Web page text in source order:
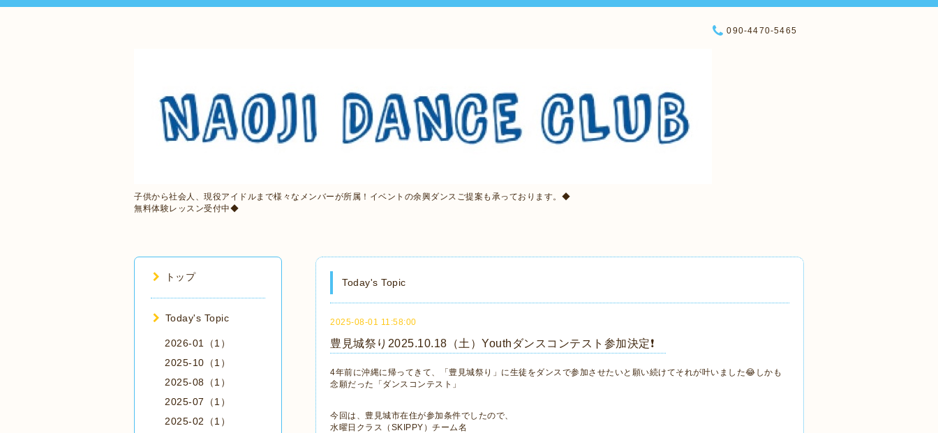
子供から社会人、現役アイドルまで様々なメンバーが所属！イベントの余興ダンスご提案も承っております。◆
無料体験レッスン受付中◆
090-4470-5465
Today's Topic
2025-08-01 11:58:00
豊見城祭り2025.10.18（土）Youthダンスコンテスト参加決定❗️
4年前に沖縄に帰ってきて、「豊見城祭り」に生徒をダンスで参加させたいと願い続けてそれが叶いました😂しかも
念願だった「ダンスコンテスト」
今回は、豊見城市在住が参加条件でしたので、
水曜日クラス（SKIPPY）チーム名
トップ
Today's Topic
2026-01（1）
2025-10（1）
2025-08（1）
2025-07（1）
2025-02（1）